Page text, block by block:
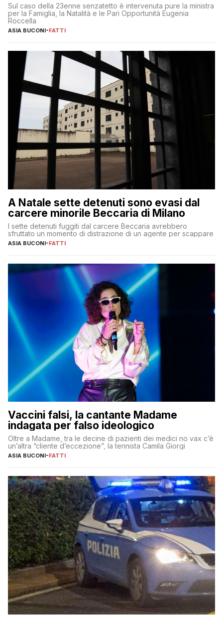
Sul caso della 23enne senzatetto è intervenuta pure la ministra
per la Famiglia, la Natalità e le Pari Opportunità Eugenia
Roccella
ASIA BUCONI-FATTI
A Natale sette detenuti sono evasi dal
carcere minorile Beccaria di Milano
I sette detenuti fuggiti dal carcere Beccaria avrebbero
sfruttato un momento di distrazione di un agente per scappare
ASIA BUCONI-FATTI
Vaccini falsi, la cantante Madame
indagata per falso ideologico
Oltre a Madame, tra le decine di pazienti dei medici no vax c’è
un’altra “cliente d’eccezione”, la tennista Camila Giorgi
ASIA BUCONI-FATTI